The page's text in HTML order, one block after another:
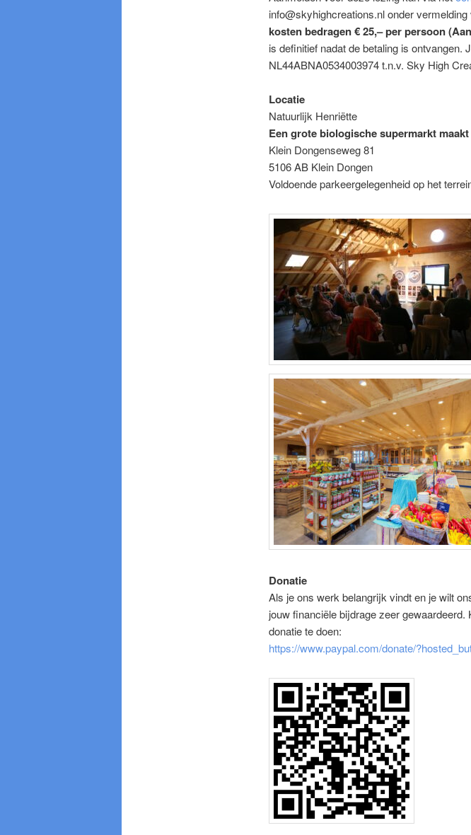
info@skyhighcreations.nl onder
kosten bedragen € 25,– per persoon
is definitief nadat de betaling is ontvangen.
NL44ABNA0534003974 t.n.v. Sky High
Locatie
Natuurlijk Henriëtte
Een grote biologische supermarkt
Klein Dongenseweg 81
5106 AB Klein Dongen
Voldoende parkeergelegenheid op het
Donatie
Als je ons werk belangrijk vindt en je wilt
jouw financiële bijdrage zeer
donatie te doen:
https://www.paypal.com/donate/